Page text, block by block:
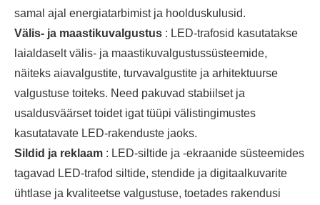
samal ajal energiatarbimist ja hoolduskulusid.
Välis- ja maastikuvalgustus : LED-trafosid kasutatakse
laialdaselt välis- ja maastikuvalgustussüsteemide,
näiteks aiavalgustite, turvavalgustite ja arhitektuurse
valgustuse toiteks. Need pakuvad stabiilset ja
usaldusväärset toidet igat tüüpi välistingimustes
kasutatavate LED-rakenduste jaoks.
Sildid ja reklaam : LED-siltide ja -ekraanide süsteemides
tagavad LED-trafod siltide, stendide ja digitaalkuvarite
ühtlase ja kvaliteetse valgustuse, toetades rakendusi